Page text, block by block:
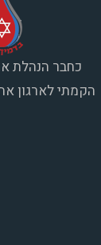
כחבר הנהלת
הקמתי לארגון